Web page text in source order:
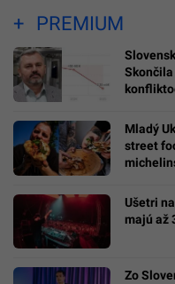
PREMIUM
Mladý
street
Ušetri
majú až
Zo